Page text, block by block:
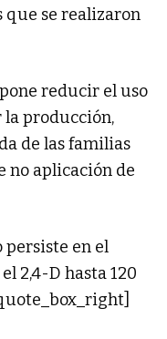
que se realizaron
reducir el uso
producción,
de las familias
no aplicación de
persiste en el
2,4-D hasta 120